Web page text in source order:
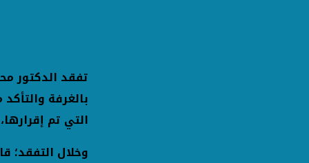
تفقد الدكتور
بالغرفة
التي تم
وخلال التفقد؛